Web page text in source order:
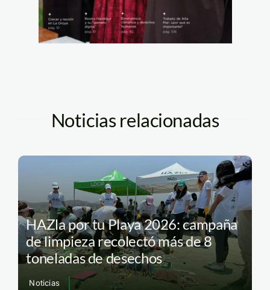
Noticias relacionadas
HAZla por tu Playa 2026: campaña
de limpieza recolectó más de 8
toneladas de desechos
Noticias